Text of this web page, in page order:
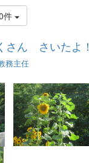
件
ん さいたよ！
務主任